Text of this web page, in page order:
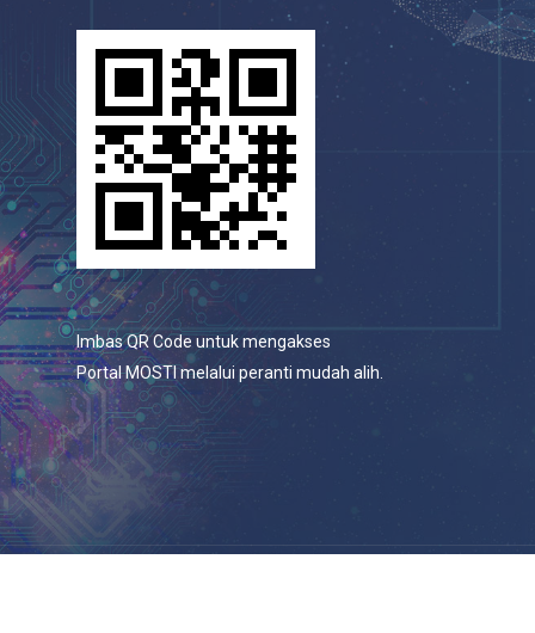
Imbas QR Code untuk mengakses
Portal MOSTI melalui peranti mudah alih.